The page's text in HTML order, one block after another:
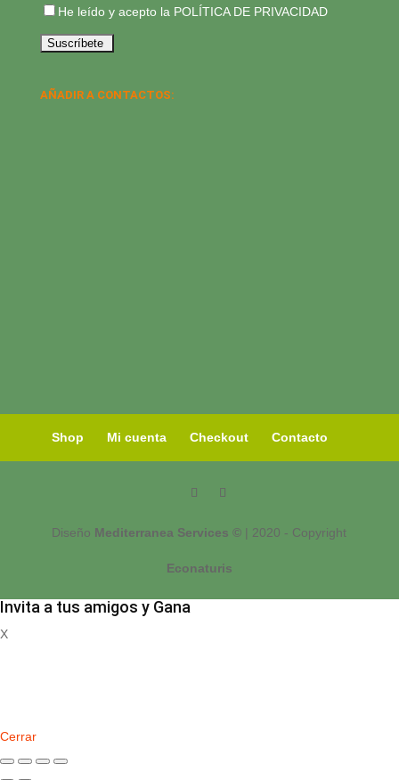
He leído y acepto la POLÍTICA DE PRIVACIDAD
AÑADIR A CONTACTOS:
Shop Mi cuenta Checkout Contacto
Diseño Mediterranea Services © | 2020 - Copyright
Econaturis
Invita a tus amigos y Gana
X
Cerrar